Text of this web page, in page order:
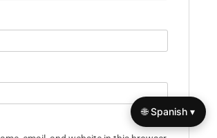
🌐 Spanish ▾